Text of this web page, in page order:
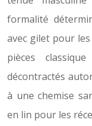
formalité
avec gilet pour
pièces
décontractés
à une chemise
en lin pour les